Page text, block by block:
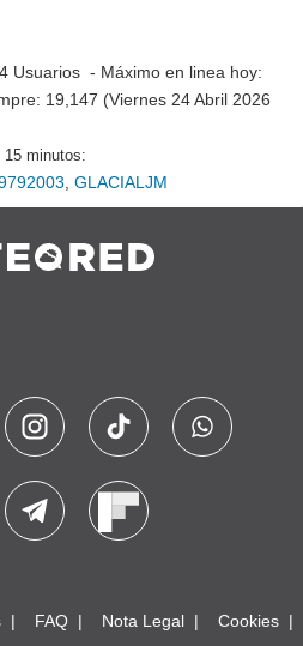
Usuarios - Máximo en linea hoy:
19,147 (Viernes 24 Abril 2026
minutos:
GLACIALJM
FAQ Nota Legal Cookies